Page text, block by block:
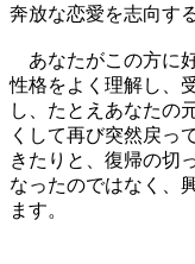
奔放な恋愛を志向す
あなたがこの方に
性格をよく理解し、
し、たとえあなたの
くして再び突然戻っ
きたりと、復帰の切
なったのではなく、
ます。